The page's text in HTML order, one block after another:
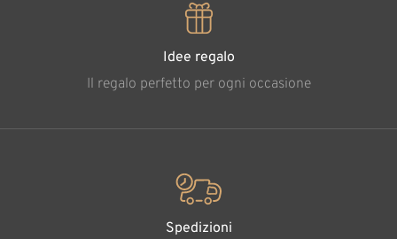
Idee regalo
Il regalo perfetto per ogni occasione
Spedizioni